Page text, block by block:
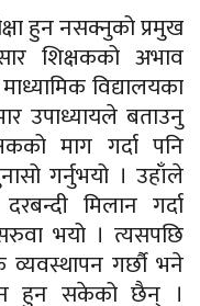
हुन नसक्नुको प्रमुख
शिक्षकको अभाव
विद्यालयका
उपाध्यायले बताउनु
माग गर्दा पनि
गर्नुभयो । उहाँले
मिलान गर्दा
भयो । त्यसपछि
व्यवस्थापन गर्छौ भने
हुन सकेको छैन् ।